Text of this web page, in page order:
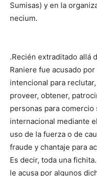
Sumisas) y en la
necium.
.Recién extraditado allá
Raniere fue acusado
intencional para
proveer, obtener,
personas para
internacional mediante
uso de la fuerza o de
fraude y chantaje para
Es decir, toda una
le acusa por algunos